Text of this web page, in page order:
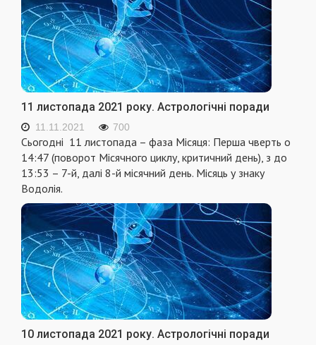
11 листопада 2021 року. Астрологічні поради
11.11.2021 700
Сьогодні 11 листопада – фаза Місяця: Перша чверть о
14:47 (поворот Місячного циклу, критичний день), з до
13:53 – 7-й, далі 8-й місячний день. Місяць у знаку
Водолія.
10 листопада 2021 року. Астрологічні поради